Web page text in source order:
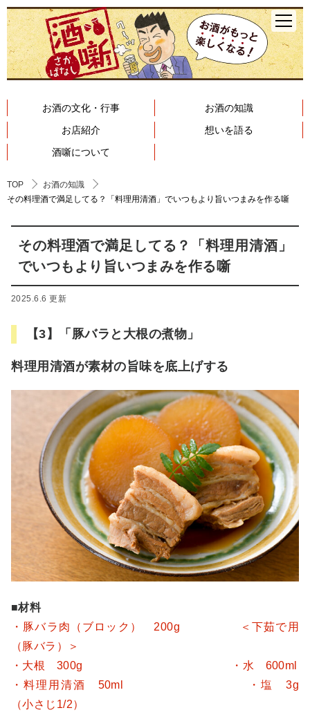
お酒の文化・行事
お酒の知識
お店紹介
想いを語る
酒噺について
TOP
お酒の知識
その料理酒で満足してる？「料理用清酒」でいつもより旨いつまみを作る噺
その料理酒で満足してる？「料理用清酒」
でいつもより旨いつまみを作る噺
2025.6.6 更新
【3】「豚バラと大根の煮物」
料理用清酒が素材の旨味を底上げする
■材料
・豚バラ肉（ブロック） 200g ＜下茹で用
（豚バラ）＞
・大根 300g ・水 600ml
・料理用清酒 50ml ・塩 3g
（小さじ1/2）